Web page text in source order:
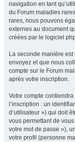
navigation en tant
du Forum maladies
rares, nous pouvons
externes au document
créées par le logiciel
La seconde manière
envoyez et que nous
compte sur le Forum
après votre inscription.
Votre compte
l’inscription : un
d’utilisateur ») qui doit
vous permettant de
votre mot de passe »),
votre profil (personne